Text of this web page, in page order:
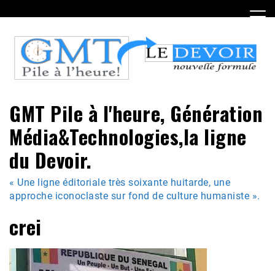
to
content
GMT Pile à l'heure, Génération
Média&Technologies,la ligne
du Devoir.
« Une ligne éditoriale très soixante huitarde, une
approche iconoclaste sur fond de culture humaniste ».
crei